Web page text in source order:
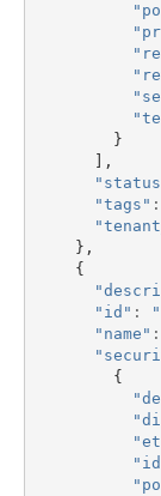
}
],
"tags" :
},
{
"id" :
"name" :
{